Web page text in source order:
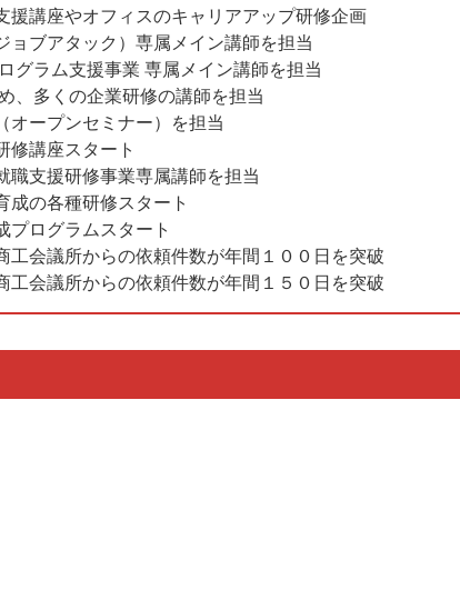
講座やオフィスのキャリアアップ研修企画
ブアタック）専属メイン講師を担当
支援事業 専属メイン講師を担当
くの企業研修の講師を担当
ープンセミナー）を担当
座スタート
支援研修事業専属講師を担当
の各種研修スタート
グラムスタート
会議所からの依頼件数が年間１００日を突破
会議所からの依頼件数が年間１５０日を突破